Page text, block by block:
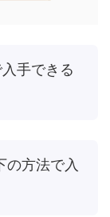
手できる
の方法で入